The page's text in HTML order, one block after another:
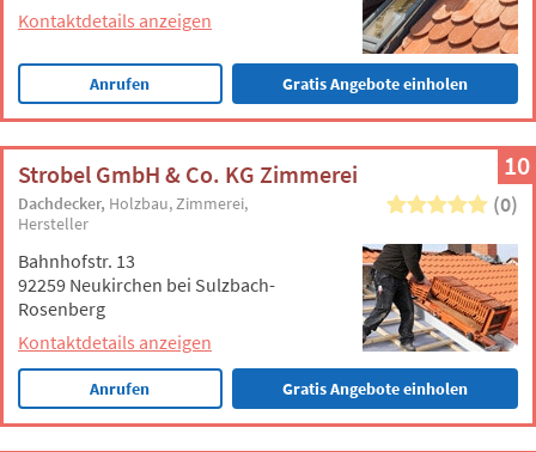
Kontaktdetails anzeigen
Anrufen Gratis Angebote einholen
10
Strobel GmbH & Co. KG Zimmerei
Dachdecker Holzbau Zimmerei
Hersteller
(0)
Bahnhofstr. 13
92259 Neukirchen bei Sulzbach-
Rosenberg
Kontaktdetails anzeigen
Anrufen Gratis Angebote einholen